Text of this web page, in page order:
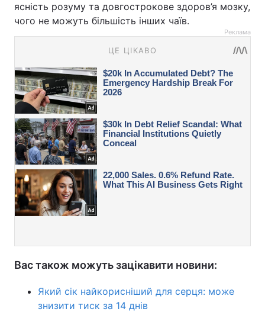
ясність розуму та довгострокове здоров’я мозку,
чого не можуть більшість інших чаїв.
Реклама
Вас також можуть зацікавити новини:
Який сік найкорисніший для серця: може
знизити тиск за 14 днів